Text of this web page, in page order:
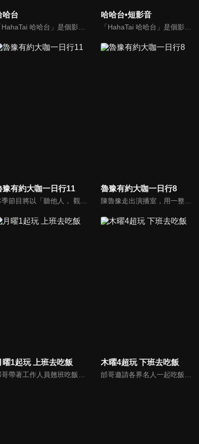
哈台 哈哈台•短影音
豫有約大咖一日行11 魯豫有約大咖一日行8
曜1起玩 上班去吃飯
邰哥帶著工作人員翹班吃飯去，看看他們享用了哪些美食吧！
木曜4超玩 下班去吃飯
邰哥邀請各界名人一起吃飯聊天，與觀眾分享他們的故事。